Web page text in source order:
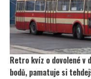
Retro kvíz o dovolené v
bodů, pamatuje si